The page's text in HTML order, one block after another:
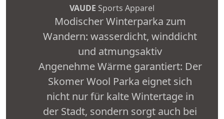
VAUDE Sports Apparel
Modischer Winterparka zum
Wandern: wasserdicht, winddicht
und atmungsaktiv
Angenehme Wärme garantiert: Der
Skomer Wool Parka eignet sich
nicht nur für kalte Wintertage in
der Stadt, sondern sorgt auch bei